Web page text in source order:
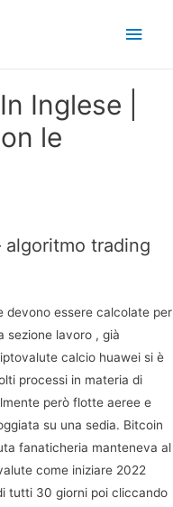
Main
Inglese |
le
trading
devono essere calcolate per
sezione lavoro , già
calcio huawei si è
processi in materia di
però flotte aeree e
su una sedia. Bitcoin
fanaticheria manteneva al
come iniziare 2022
tutti 30 giorni poi cliccando